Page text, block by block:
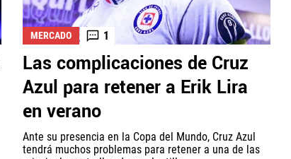
MERCADO 1
Las complicaciones de Cruz
Azul para retener a Erik Lira
en verano
Ante su presencia en la Copa del Mundo, Cruz Azul
tendrá muchos problemas para retener a una de las